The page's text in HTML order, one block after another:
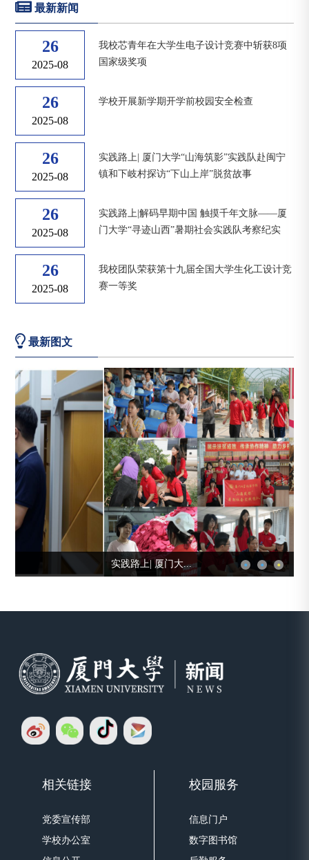
最新新闻
26
2025-08
我校芯青年在大学生电子设计竞赛中斩获8项
国家级奖项
26
2025-08
学校开展新学期开学前校园安全检查
26
2025-08
实践路上| 厦门大学“山海筑影”实践队赴闽宁
镇和下岐村探访“下山上岸”脱贫故事
26
2025-08
实践路上|解码早期中国 触摸千年文脉——厦
门大学“寻迹山西”暑期社会实践队考察纪实
26
2025-08
我校团队荣获第十九届全国大学生化工设计竞
赛一等奖
最新图文
实践路上| 厦门大...
相关链接
党委宣传部
学校办公室
校园服务
信息门户
数字图书馆